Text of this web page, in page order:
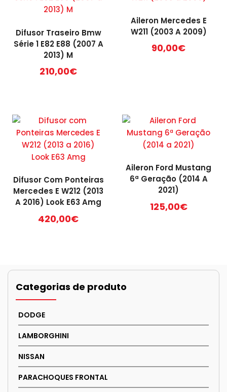
Difusor Traseiro Bmw
Série 1 E82 E88 (2007 A
2013) M
210,00€
Aileron Mercedes E
W211 (2003 A 2009)
90,00€
Difusor Com Ponteiras
Mercedes E W212 (2013
A 2016) Look E63 Amg
420,00€
Aileron Ford Mustang
6ª Geração (2014 A
2021)
125,00€
Categorias de produto
DODGE
LAMBORGHINI
NISSAN
PARACHOQUES FRONTAL